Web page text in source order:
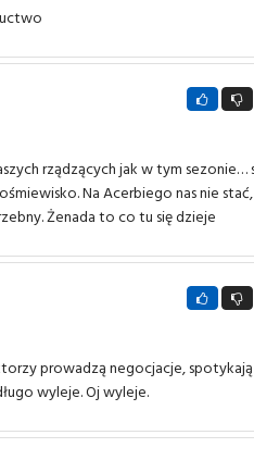
rządzących jak w tym
Na Acerbiego nas nie
Żenada to co tu się dzieje
prowadzą negocjacje,
wyleje. Oj wyleje.